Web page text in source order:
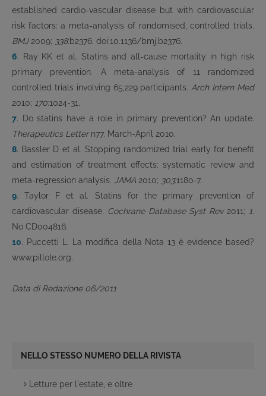
established cardio-vascular disease but with cardiovascular
risk factors: a meta-analysis of randomised, controlled trials.
BMJ2009; 338:b2376. doi:10.1136/bmj.b2376.
6. Ray KK et al. Statins and all-cause mortality in high risk
primary prevention. A meta-analysis of 11 randomized
controlled trials involving 65,229 participants. Arch Intern Med
2010; 170:1024-31.
7. Do statins have a role in primary prevention? An update.
Therapeutics Lettern77. March-April 2010.
8. Bassler D et al. Stopping randomized trial early for benefit
and estimation of treatment effects: systematic review and
meta-regression analysis. JAMA 2010; 303:1180-7.
9. Taylor F et al. Statins for the primary prevention of
cardiovascular disease. Cochrane Database Syst Rev2011; 1.
No CD004816.
10. Puccetti L. La modifica della Nota 13 è evidence based?
www.pillole.org.
Data di Redazione 06/2011
NELLO STESSO NUMERO DELLA RIVISTA
Letture per l'estate, e oltre